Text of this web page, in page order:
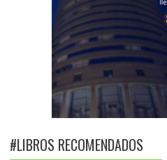
#LIBROS RECOMENDADOS